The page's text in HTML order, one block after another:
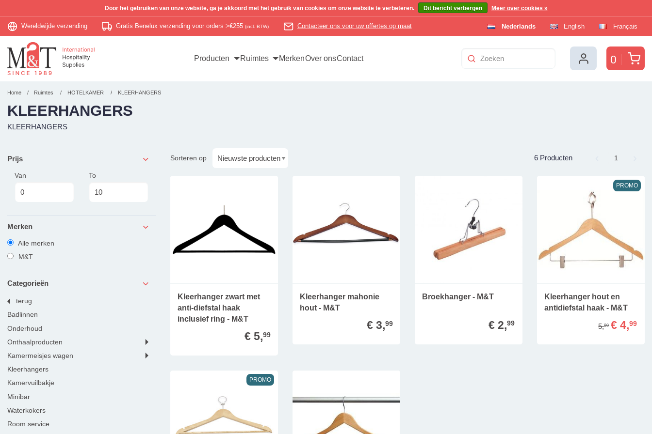
Wereldwijde verzending Gratis Benelux verzending voor orders >€255 (incl. BTW) Contacteer ons voor uw offertes op maat Nederlands English Français
0
Producten Ruimtes MerkenOver onsContact
Home Ruimtes HOTELKAMER KLEERHANGERS
KLEERHANGERS
KLEERHANGERS
Prijs
Van To
Merken
Alle merken
M&T
Categorieën
producten
ruimtes
terug
banqueting
serveerwagens
bed & breakfast
bar
kids & restaurant
tafellampen
keukenmateriaal
restaurant
ontbijt
terug
badlinnen
onderhoud
onthaalproducten
kamermeisjes wagen
kleerhangers
kamervuilbakje
minibar
waterkokers
room service
6 Producten
Sorteren op Page
1
Kleerhanger zwart met
anti-diefstal haak
inclusief ring - M&T
€ 5,99
Kleerhanger mahonie
hout - M&T
€ 3,99
Broekhanger - M&T
€ 2,99
PROMO
Kleerhanger hout en
antidiefstal haak - M&T
5,99 € 4,99
PROMO
Door het gebruiken van onze website, ga je akkoord met het gebruik van cookies om onze website te verbeteren. Dit bericht verbergen Meer over cookies »